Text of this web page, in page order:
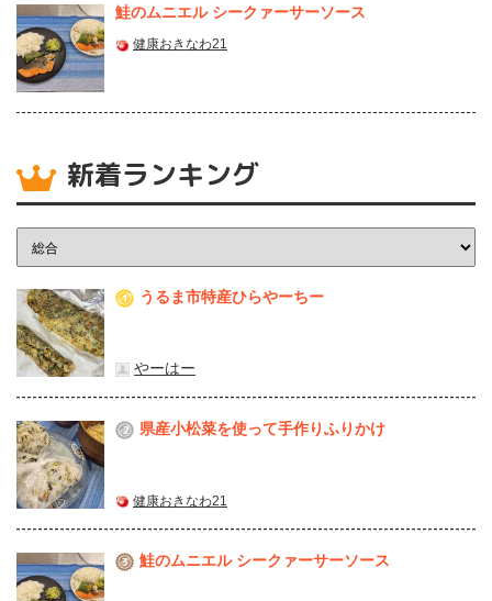
鮭のムニエル シークァーサーソース
健康おきなわ21
新着ランキング
1 うるま市特産ひらやーちー
やーはー
2 県産⼩松菜を使って⼿作りふりかけ
健康おきなわ21
3 鮭のムニエル シークァーサーソース